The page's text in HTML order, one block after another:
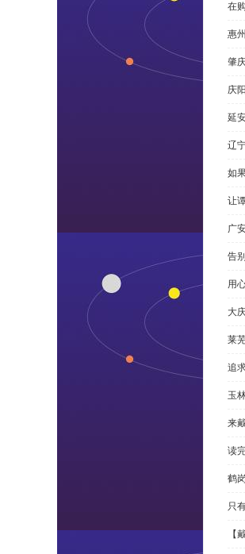
在
惠
肇
庆
延
辽
如
让
广
告
用
大
莱
追
玉
来
读
鹤
只
【